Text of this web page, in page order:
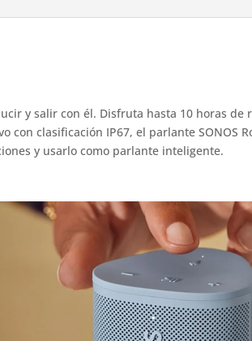
y salir con él. Disfruta hasta 10 horas
con clasificación IP67, el parlante SONOS
y usarlo como parlante inteligente.